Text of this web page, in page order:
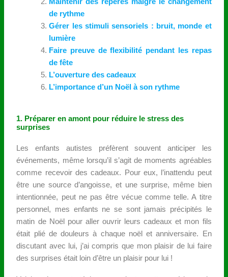
de rythme
Gérer les stimuli sensoriels : bruit, monde et
lumière
Faire preuve de flexibilité pendant les repas
de fête
L’ouverture des cadeaux
L’importance d’un Noël à son rythme
1. Préparer en amont pour réduire le stress des
surprises
Les enfants autistes préfèrent souvent anticiper les
événements, même lorsqu’il s’agit de moments agréables
comme recevoir des cadeaux. Pour eux, l’inattendu peut
être une source d’angoisse, et une surprise, même bien
intentionnée, peut ne pas être vécue comme telle. A titre
personnel, mes enfants ne se sont jamais précipités le
matin de Noël pour aller ouvrir leurs cadeaux et mon fils
était plié de douleurs à chaque noël et anniversaire. En
discutant avec lui, j’ai compris que mon plaisir de lui faire
des surprises était loin d’être un plaisir pour lui !